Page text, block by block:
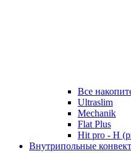
Все
Ultraslim
Mechanik
Flat Plus
Hit pro - H
Внутрипольные